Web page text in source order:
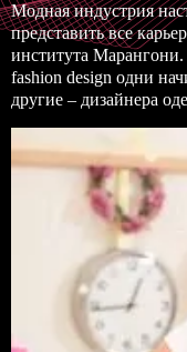
Модная индустрия
представить все
института
fashion design одни
другие – дизайнера